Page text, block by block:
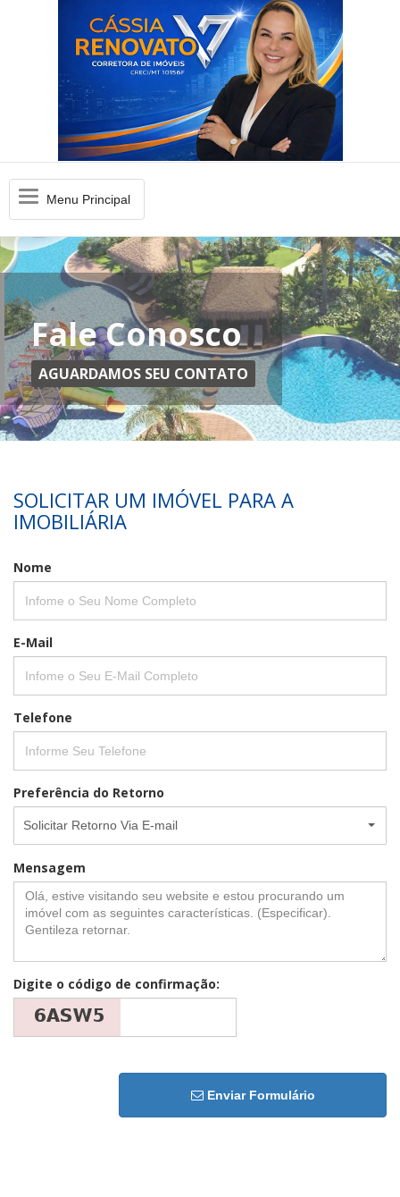
MenuMenu Principal
Fale Conosco
AGUARDAMOS SEU CONTATO
SOLICITAR UM IMÓVEL PARA A
IMOBILIÁRIA
Nome
E-Mail
Telefone
Preferência do Retorno
Solicitar Retorno Via E-mail
Mensagem
Digite o código de confirmação:
Enviar Formulário